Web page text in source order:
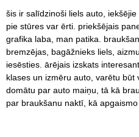
šis ir salīdzinoši liels auto,
pie stūres var ērti. priekšējais
grafika laba, man patika.
bremzējas, bagāžnieks liels,
iesēsties. ārējais izskats
klases un izmēru auto, varētu būt
domātu par auto maiņu, tā kā
par braukšanu naktī, kā apgaismo